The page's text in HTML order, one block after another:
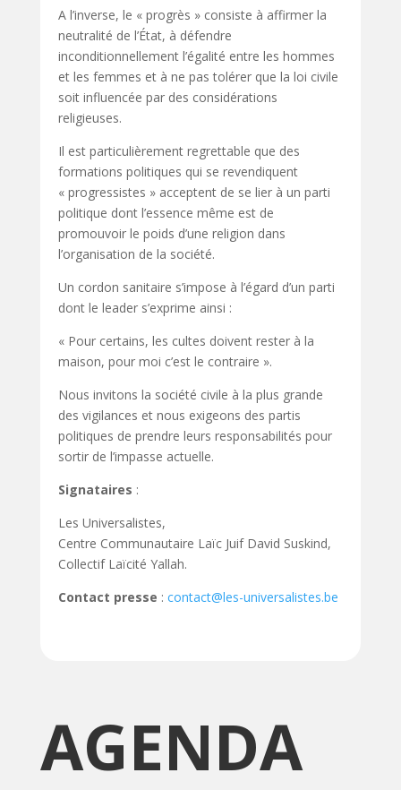
A l’inverse, le « progrès » consiste à affirmer la
neutralité de l’État, à défendre
inconditionnellement l’égalité entre les hommes
et les femmes et à ne pas tolérer que la loi civile
soit influencée par des considérations
religieuses.
Il est particulièrement regrettable que des
formations politiques qui se revendiquent
« progressistes » acceptent de se lier à un parti
politique dont l’essence même est de
promouvoir le poids d’une religion dans
l’organisation de la société.
Un cordon sanitaire s’impose à l’égard d’un parti
dont le leader s’exprime ainsi :
« Pour certains, les cultes doivent rester à la
maison, pour moi c’est le contraire ».
Nous invitons la société civile à la plus grande
des vigilances et nous exigeons des partis
politiques de prendre leurs responsabilités pour
sortir de l’impasse actuelle.
Signataires :
Les Universalistes,
Centre Communautaire Laïc Juif David Suskind,
Collectif Laïcité Yallah.
Contact presse : contact@les-universalistes.be
AGENDA